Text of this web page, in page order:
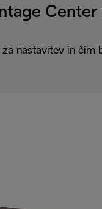
nastavitev in čim